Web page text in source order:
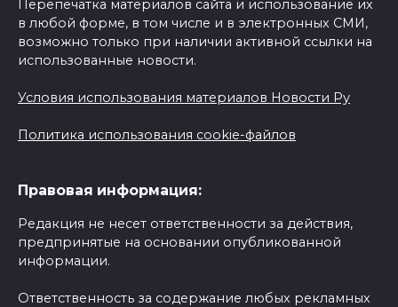
Перепечатка материалов сайта и использование их
в любой форме, в том числе и в электронных СМИ,
возможно только при наличии активной ссылки на
использованные новости.
Условия использования материалов Новости Ру
Политика использования cookie-файлов
Правовая информация:
Редакция не несет ответственности за действия,
предпринятые на основании опубликованной
информации.
Ответственность за содержание любых рекламных